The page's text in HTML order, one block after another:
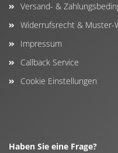
Versand- &
Widerrufsrecht & Muster-
Impressum
Callback Service
Cookie Einstellungen
Haben Sie eine Frage?